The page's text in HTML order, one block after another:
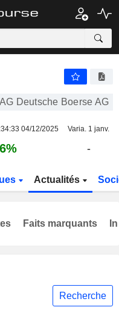
Deutsche Boerse AG
04/12/2025 Varia. 1 janv.
-
Actualités
Recherche
Faits marquants